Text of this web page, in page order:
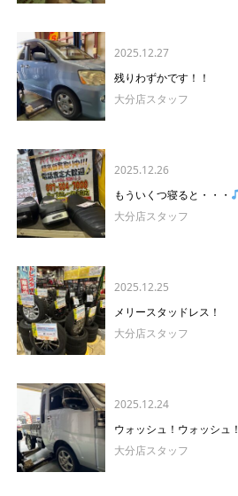
2025.12.27
残りわずかです！！
大分店スタッフ
2025.12.26
もういくつ寝ると・・・
大分店スタッフ
2025.12.25
メリースタッドレス！
大分店スタッフ
2025.12.24
ウォッシュ！ウォッシュ！
大分店スタッフ